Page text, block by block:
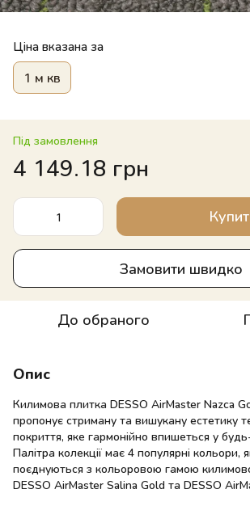
Ціна вказана за
1 м кв
Під замовлення
4 149.18 грн
Замовити швидко
До обраного
Опис
Килимова плитка DESSO AirMaster Nazca
пропонує стриману та вишукану естетику
покриття, яке гармонійно впишеться у будь-
Палітра колекції має 4 популярні кольори,
поєднуються з кольоровою гамою
DESSO AirMaster Salina Gold та DESSO